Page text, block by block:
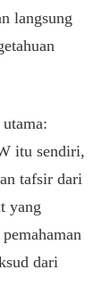
langsung
itu sendiri,
tafsir dari
yang
dari